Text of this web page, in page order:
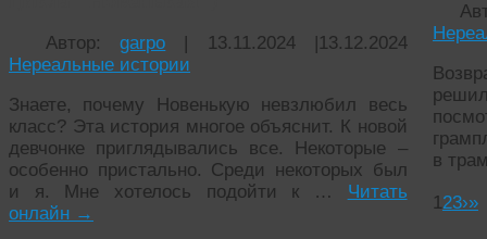
Автор:garpo | 13.11.2024 |13.12.2024
Нереальные истории
Знаете, почему Новенькую невзлюбил весь
класс? Эта история многое объяснит. К новой
девчонке приглядывались все. Некоторые –
особенно пристально. Среди некоторых был
и я. Мне хотелось подойти к … Читать
онлайн →
в
123›»